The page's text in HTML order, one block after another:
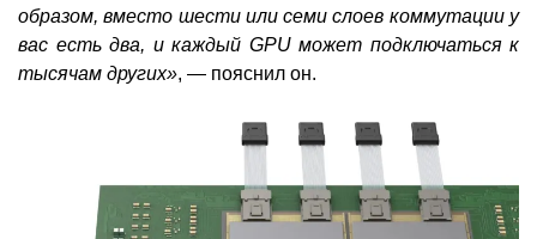
образом, вместо шести или семи слоев коммутации у
вас есть два, и каждый GPU может подключаться к
тысячам других», — пояснил он.